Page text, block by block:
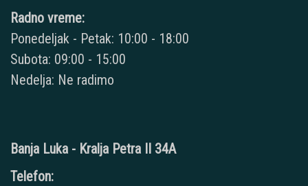
Radno vreme:
Ponedeljak - Petak: 10:00 - 18:00
Subota: 09:00 - 15:00
Nedelja: Ne radimo
Banja Luka - Kralja Petra II 34A
Telefon: